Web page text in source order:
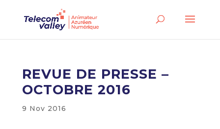
REVUE DE PRESSE –
OCTOBRE 2016
9 Nov 2016